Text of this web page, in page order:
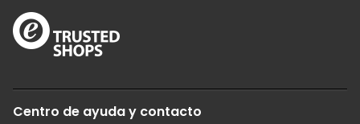
Centro de ayuda y contacto